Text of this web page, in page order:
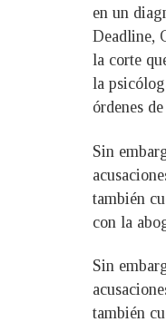
en un
Deadline,
la corte
la
órdenes
Sin
también
con la
Sin
también